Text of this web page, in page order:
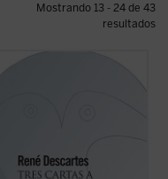
Mostrando 13 - 24 de 43
resultados